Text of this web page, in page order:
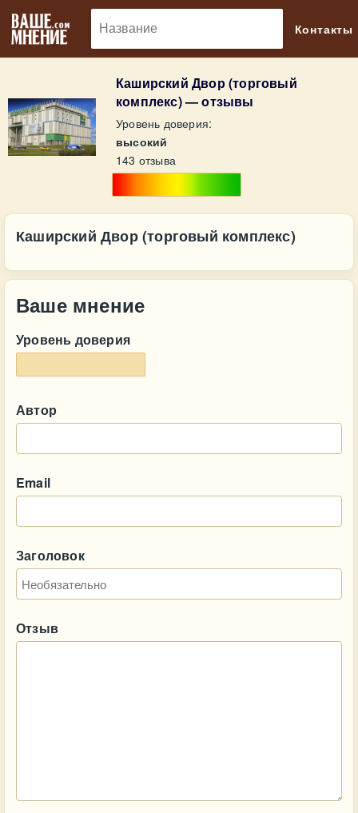
Контакты
Каширский Двор (торговый
комплекс) — отзывы
Уровень доверия:
высокий
143 отзыва
Каширский Двор (торговый комплекс)
Ваше мнение
Уровень доверия
Автор
Email
Заголовок
Отзыв